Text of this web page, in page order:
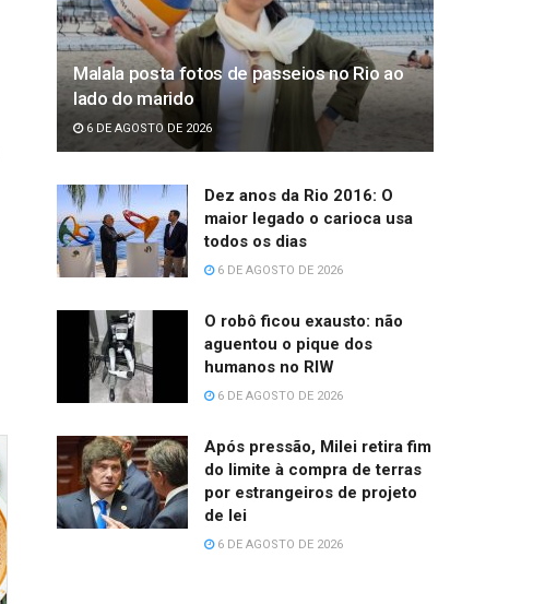
Malala posta fotos de passeios no Rio ao
lado do marido
6 DE AGOSTO DE 2026
Dez anos da Rio 2016: O
maior legado o carioca usa
todos os dias
6 DE AGOSTO DE 2026
O robô ficou exausto: não
aguentou o pique dos
humanos no RIW
6 DE AGOSTO DE 2026
Após pressão, Milei retira fim
do limite à compra de terras
por estrangeiros de projeto
de lei
6 DE AGOSTO DE 2026